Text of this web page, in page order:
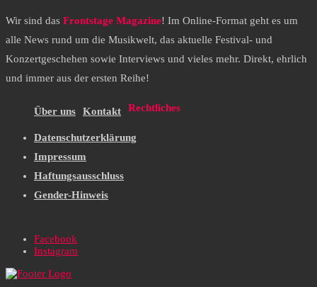
Wir sind das Frontstage Magazine! Im Online-Format geht es um
alle News rund um die Musikwelt, das aktuelle Festival- und
Konzertgeschehen sowie Interviews und vieles mehr. Direkt, ehrlich
und immer aus der ersten Reihe!
Über uns Kontakt Rechtliches
Datenschutzerklärung
Impressum
Haftungsausschluss
Gender-Hinweis
Facebook
Instagram